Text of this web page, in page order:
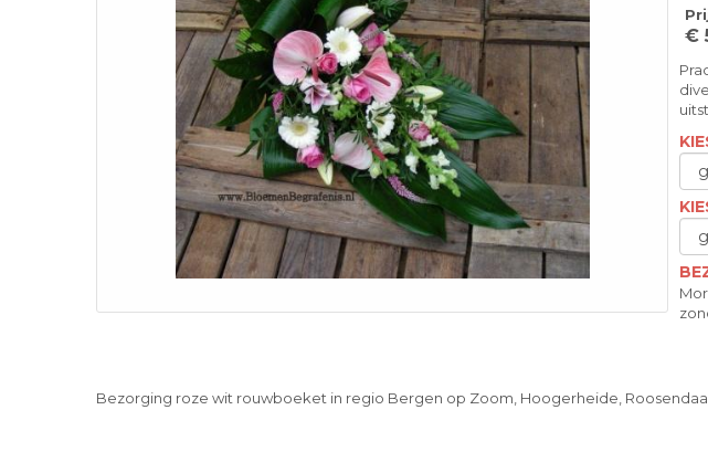
€
Bezorging roze wit rouwboeket in regio Bergen op Zoom, Hoogerheide,